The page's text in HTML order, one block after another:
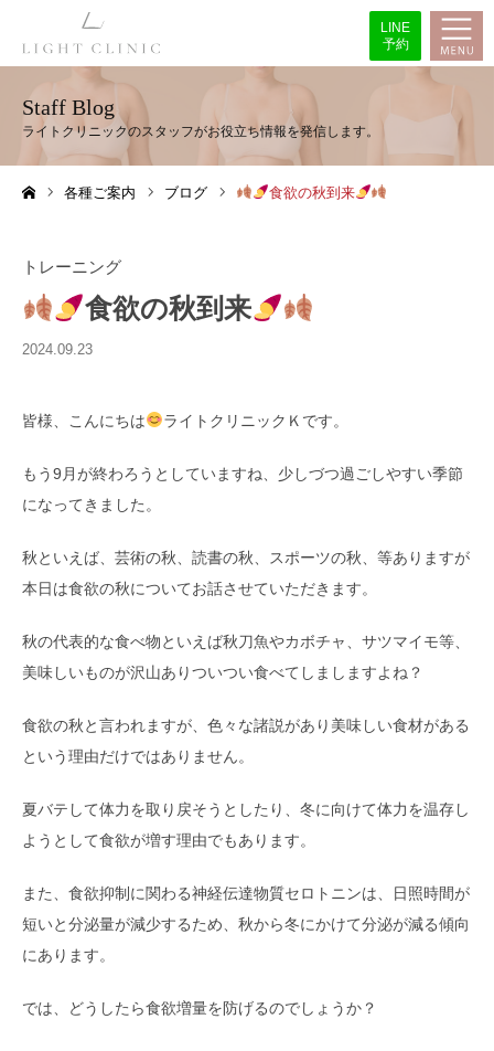
LINE
予約
Staff Blog
各種ご案内 ブログ 食欲の秋到来
トレーニング
食欲の秋到来
2024.09.23
皆様、こんにちは ライトクリニックＫです。
もう9月が終わろうとしていますね、少しづつ過ごしやすい季節
になってきました。
秋といえば、芸術の秋、読書の秋、スポーツの秋、等ありますが
本日は食欲の秋についてお話させていただきます。
秋の代表的な食べ物といえば秋刀魚やカボチャ、サツマイモ等、
美味しいものが沢山ありついつい食べてしましますよね？
食欲の秋と言われますが、色々な諸説があり美味しい食材がある
という理由だけではありません。
夏バテして体力を取り戻そうとしたり、冬に向けて体力を温存し
ようとして食欲が増す理由でもあります。
また、食欲抑制に関わる神経伝達物質セロトニンは、日照時間が
短いと分泌量が減少するため、秋から冬にかけて分泌が減る傾向
にあります。
では、どうしたら食欲増量を防げるのでしょうか？